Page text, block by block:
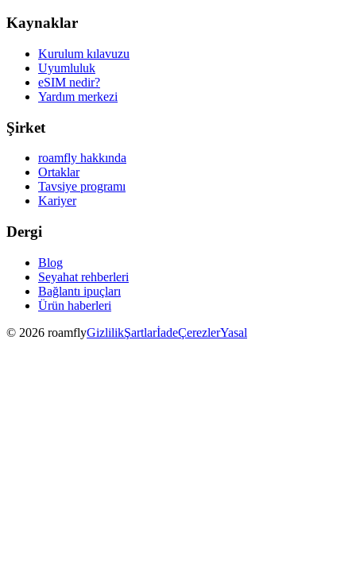
Kaynaklar
Kurulum kılavuzu
Uyumluluk
eSIM nedir?
Yardım merkezi
Şirket
roamfly hakkında
Ortaklar
Tavsiye programı
Kariyer
Dergi
Blog
Seyahat rehberleri
Bağlantı ipuçları
Ürün haberleri
© 2026 roamflyGizlilikŞartlarİadeÇerezlerYasal